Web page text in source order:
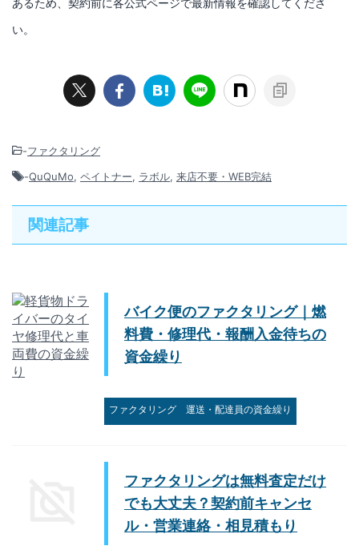
あるため、契約前に各公式ページで最新情報を確認してくださ
い。
-ファクタリング
-QuQuMo, ペイトナー, ラボル, 来店不要・WEB完結
関連記事
バイク便のファクタリング｜燃
料費・修理代・報酬入金待ちの
資金繰り
ファクタリング 運送・配達員の資金繰り
ファクタリングは無料査定だけ
でも大丈夫？契約前キャンセ
ル・営業連絡・相見積もり